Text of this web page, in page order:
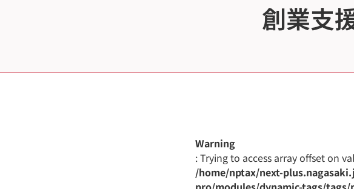
創業支
Warning
: Trying to access array offset on
/home/nptax/next-